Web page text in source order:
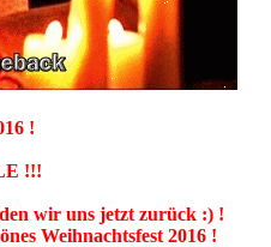
!
!!!
wir uns jetzt zurück :) !
Weihnachtsfest 2016 !